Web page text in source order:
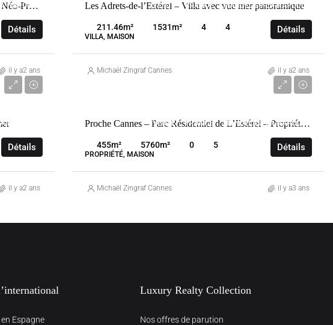
NAPOULE
Proche Cannes – Mandelieu-La-Napoule – Villa Néo-Provençale avec vue mer panoramique
Détails
il y a2 ans
VENTE FRANCE MANDELIEU-LA-NAPOULE
Les Adrets-de-l’Estérel – Villa avec vue mer panoramique
211.46m² 1531m² 4 4
VILLA, MAISON
Détails
Michaël Zingraf Cannes il y a2 ans
NAPOULE
Détails
il y a2 ans
VENTE FRANCE MANDELIEU-LA-NAPOULEProche Cannes – Parc Résidentiel de L’Estérel – Propriété Remarquable
455m² 5760m² 0 5
PROPRIÉTÉ, MAISON
Détails
Michaël Zingraf Cannes il y a3 ans
Espagne
Luxury Realty Collection
Nos offres de parution